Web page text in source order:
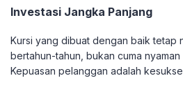
Investasi Jangka Panjang
Kursi yang dibuat dengan baik tetap
bertahun-tahun, bukan cuma
Kepuasan pelanggan adalah